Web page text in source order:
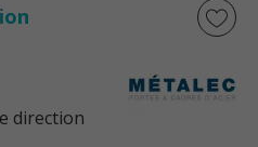
direction